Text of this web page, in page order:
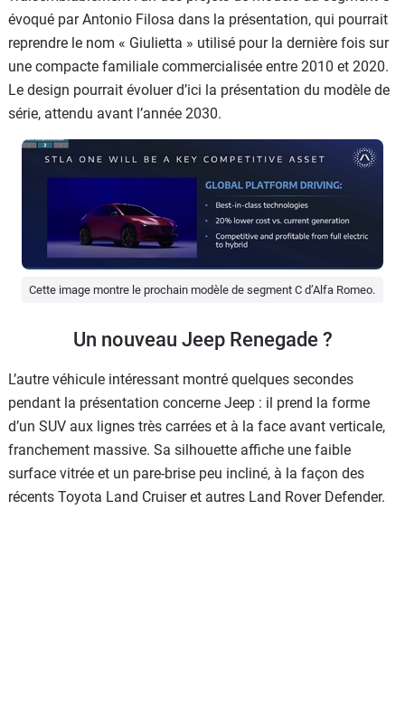
évoqué par Antonio Filosa dans la présentation, qui pourrait
reprendre le nom « Giulietta » utilisé pour la dernière fois sur
une compacte familiale commercialisée entre 2010 et 2020.
Le design pourrait évoluer d’ici la présentation du modèle de
série, attendu avant l’année 2030.
Cette image montre le prochain modèle de segment C d’Alfa Romeo.
Un nouveau Jeep Renegade ?
L’autre véhicule intéressant montré quelques secondes
pendant la présentation concerne Jeep : il prend la forme
d’un SUV aux lignes très carrées et à la face avant verticale,
franchement massive. Sa silhouette affiche une faible
surface vitrée et un pare-brise peu incliné, à la façon des
récents Toyota Land Cruiser et autres Land Rover Defender.